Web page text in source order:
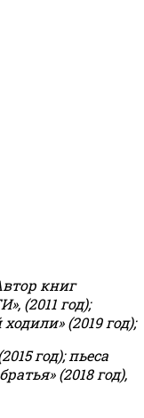
книг
(2011 год);
(2019 год);
год); пьеса
(2018 год),